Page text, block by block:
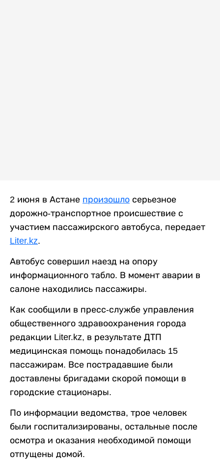
2 июня в Астане произошло серьезное
дорожно-транспортное происшествие с
участием пассажирского автобуса, передает
Liter.kz.
Автобус совершил наезд на опору
информационного табло. В момент аварии в
салоне находились пассажиры.
Как сообщили в пресс-службе управления
общественного здравоохранения города
редакции Liter.kz, в результате ДТП
медицинская помощь понадобилась 15
пассажирам. Все пострадавшие были
доставлены бригадами скорой помощи в
городские стационары.
По информации ведомства, трое человек
были госпитализированы, остальные после
осмотра и оказания необходимой помощи
отпущены домой.